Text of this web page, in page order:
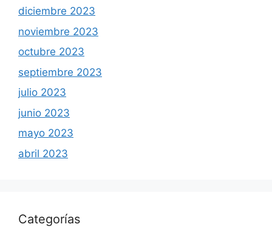
diciembre 2023
noviembre 2023
octubre 2023
septiembre 2023
julio 2023
junio 2023
mayo 2023
abril 2023
Categorías